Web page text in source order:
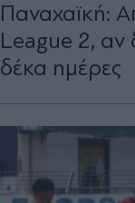
Παναχαϊκή:
League 2, αν
δέκα ημέρες